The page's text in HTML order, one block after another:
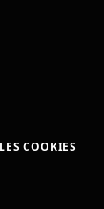
COOKIES